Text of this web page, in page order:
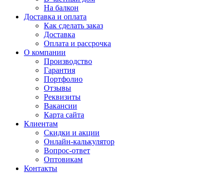
На балкон
Доставка и оплата
Как сделать заказ
Доставка
Оплата и рассрочка
О компании
Производство
Гарантия
Портфолио
Отзывы
Реквизиты
Вакансии
Карта сайта
Клиентам
Скидки и акции
Онлайн-калькулятор
Вопрос-ответ
Оптовикам
Контакты